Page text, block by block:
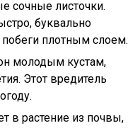
сочные листочки.
буквально
плотным слоем.
молодым кустам,
Этот вредитель
в растение из почвы,